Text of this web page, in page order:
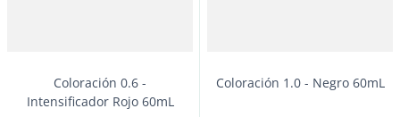
Coloración 0.6 -
Intensificador Rojo 60mL
Coloración 1.0 - Negro 60mL